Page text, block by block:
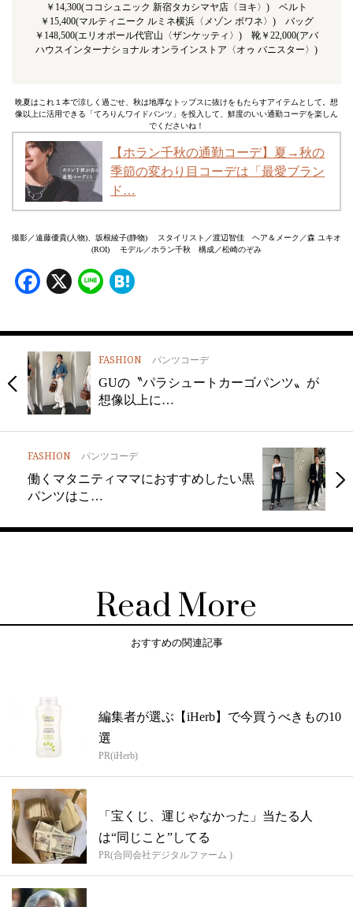
￥14,300(ココシュニック 新宿タカシマヤ店〈ヨキ〉) ベルト
￥15,400(マルティニーク ルミネ横浜〈メゾン ボワネ〉) バッグ
￥148,500(エリオポール代官山〈ザンケッティ〉) 靴￥22,000(アバ
ハウスインターナショナル オンラインストア〈オゥ バニスター〉)
晩夏はこれ１本で涼しく過ごせ、秋は地厚なトップスに抜けをもたらすアイテムとして。想
像以上に活用できる「てろりんワイドパンツ」を投入して、鮮度のいい通勤コーデを楽しん
でくださいね！
【ホラン千秋の通勤コーデ】夏→秋の
季節の変わり目コーデは「最愛ブラン
ド…
撮影／遠藤優貴(人物)、坂根綾子(静物) スタイリスト／渡辺智佳 ヘア＆メーク／森 ユキオ
(ROI) モデル／ホラン千秋 構成／松崎のぞみ
Facebook
X Line
FASHION パンツコーデ
GUの〝パラシュートカーゴパンツ〟が
想像以上に…
FASHION パンツコーデ
働くマタニティママにおすすめしたい黒
パンツはこ…
Read More
おすすめの関連記事
編集者が選ぶ【iHerb】で今買うべきもの10
選
PR(iHerb)
「宝くじ、運じゃなかった」当たる人
は“同じこと”してる
PR(合同会社デジタルファーム )